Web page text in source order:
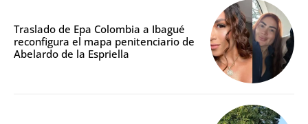
Traslado de Epa Colombia a Ibagué
reconfigura el mapa penitenciario de
Abelardo de la Espriella